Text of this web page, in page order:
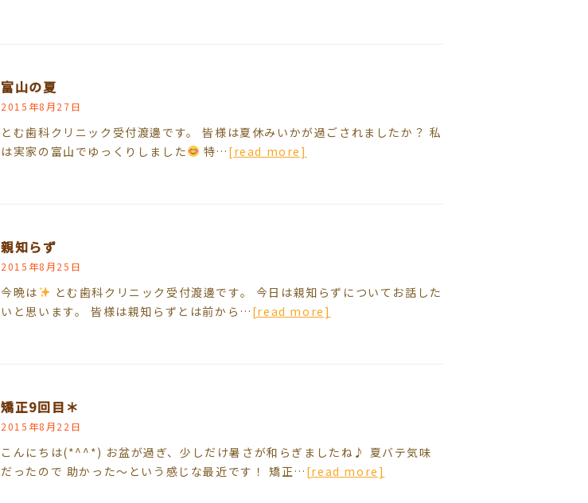
富山の夏
2015年8月27日
とむ歯科クリニック受付渡邊です。 皆様は夏休みいかが過ごされましたか？ 私
は実家の富山でゆっくりしました
特… [read more]
親知らず
2015年8月25日
今晩は
とむ歯科クリニック受付渡邊です。 今日は親知らずについてお話した
いと思います。 皆様は親知らずとは前から… [read more]
矯正9回目＊
2015年8月22日
こんにちは(*^^*) お盆が過ぎ、少しだけ暑さが和らぎましたね♪ 夏バテ気味
だったので 助かった〜という感じな最近です！ 矯正… [read more]